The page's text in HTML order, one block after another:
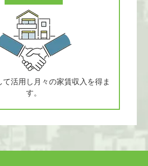
て活用し 月々の家賃収入を得ま
す。